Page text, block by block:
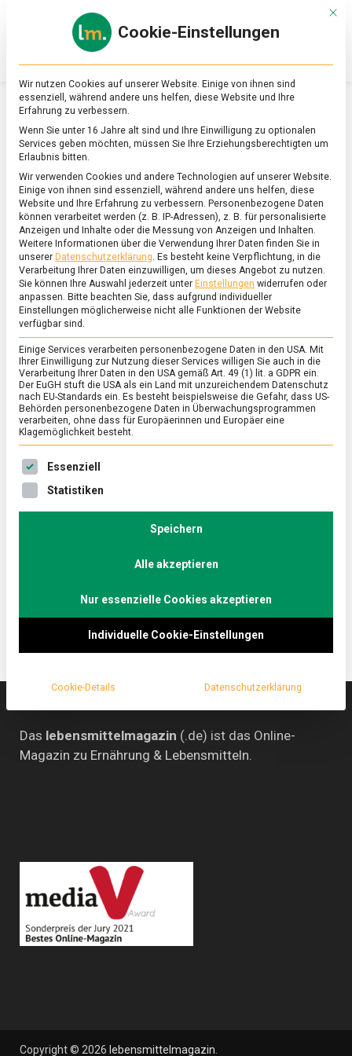
Online-
Magazin
zu
&
Ernährung
SCHLAGWORT:BAROLO
ERNÄHRUNG & GESUNDHEIT /FEATURED/KULTUR
Mit Genuss für die Umwelt – Trüffel vs.
Barolo
19. Mai 2023
die
Zu den luxuriösesten Lebensmitteln, die aus einem
Mahl ein Festmahl machen, gehört der Trüffel.
Lebensmittelmagazin.de bringt aus dem
Geschichte jenseits von Hedonismus und Dekadenz
Das lebensmittelmagazin (.de) ist das Online-
Magazin zu Ernährung & Lebensmitteln.
Copyright © 2026 lebensmittelmagazin
Mit
Cookie-Einstellungen
Wir nutzen Cookies auf unserer Website. Einige von ihnen sind
essenziell, während andere uns helfen, diese Website und Ihre
Erfahrung zu verbessern.
Wenn Sie unter 16 Jahre alt sind und Ihre Einwilligung zu optionalen
Services geben möchten, müssen Sie Ihre Erziehungsberechtigten um
Erlaubnis bitten.
Wir verwenden Cookies und andere Technologien auf unserer Website.
Einige von ihnen sind essenziell, während andere uns helfen, diese
Website und Ihre Erfahrung zu verbessern. Personenbezogene Daten
können verarbeitet werden (z. B. IP-Adressen), z. B. für personalisierte
Anzeigen und Inhalte oder die Messung von Anzeigen und Inhalten.
Weitere Informationen über die Verwendung Ihrer Daten finden Sie in
unserer Datenschutzerklärung. Es besteht keine Verpflichtung, in die
Verarbeitung Ihrer Daten einzuwilligen, um dieses Angebot zu nutzen.
Sie können Ihre Auswahl jederzeit unter Einstellungen widerrufen oder
anpassen. Bitte beachten Sie, dass aufgrund individueller
Einstellungen möglicherweise nicht alle Funktionen der Website
verfügbar sind.
Einige Services verarbeiten personenbezogene Daten in den USA. Mit
Ihrer Einwilligung zur Nutzung dieser Services willigen Sie auch in die
Verarbeitung Ihrer Daten in den USA gemäß Art. 49 (1) lit. a GDPR ein.
Der EuGH stuft die USA als ein Land mit unzureichendem Datenschutz
nach EU-Standards ein. Es besteht beispielsweise die Gefahr, dass US-
Behörden personenbezogene Daten in Überwachungsprogrammen
verarbeiten, ohne dass für Europäerinnen und Europäer eine
Klagemöglichkeit besteht.
Es folgt eine Liste der Service-Gruppen, für die eine
Essenziell
Statistiken
Speichern
Alle akzeptieren
Nur essenzielle Cookies akzeptieren
Individuelle Cookie-Einstellungen
Cookie-Details Datenschutzerklärung